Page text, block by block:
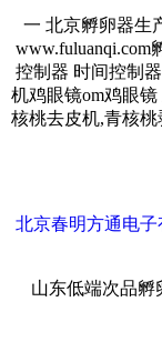
一 北京孵卵器生
控制器 时间控制
机鸡眼镜om鸡眼
核桃去皮机,青核
北京春明方通电子
山东低端次品孵